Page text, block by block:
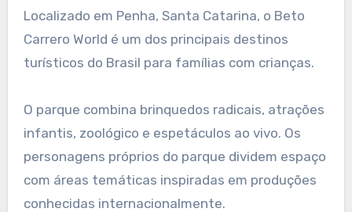
Localizado em Penha, Santa Catarina, o Beto
Carrero World é um dos principais destinos
turísticos do Brasil para famílias com crianças.
O parque combina brinquedos radicais, atrações
infantis, zoológico e espetáculos ao vivo. Os
personagens próprios do parque dividem espaço
com áreas temáticas inspiradas em produções
conhecidas internacionalmente.